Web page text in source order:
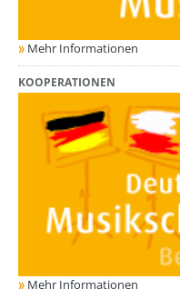
Mehr Informationen
KOOPERATIONEN
Mehr Informationen